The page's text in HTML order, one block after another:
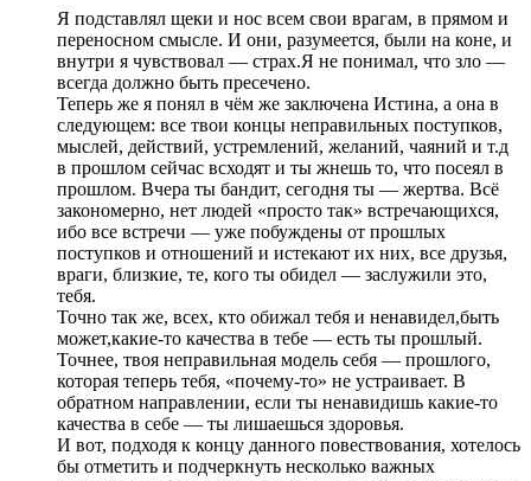
Я подставлял щеки и нос всем свои врагам, в прямом и
переносном смысле. И они, разумеется, были на коне, и
внутри я чувствовал — страх.Я не понимал, что зло —
всегда должно быть пресечено.
Теперь же я понял в чём же заключена Истина, а она в
следующем: все твои концы неправильных поступков,
мыслей, действий, устремлений, желаний, чаяний и т.д
в прошлом сейчас всходят и ты жнешь то, что посеял в
прошлом. Вчера ты бандит, сегодня ты — жертва. Всё
закономерно, нет людей «просто так» встречающихся,
ибо все встречи — уже побуждены от прошлых
поступков и отношений и истекают их них, все друзья,
враги, близкие, те, кого ты обидел — заслужили это,
тебя.
Точно так же, всех, кто обижал тебя и ненавидел,быть
может,какие-то качества в тебе — есть ты прошлый.
Точнее, твоя неправильная модель себя — прошлого,
которая теперь тебя, «почему-то» не устраивает. В
обратном направлении, если ты ненавидишь какие-то
качества в себе — ты лишаешься здоровья.
И вот, подходя к концу данного повествования, хотелось
бы отметить и подчеркнуть несколько важных